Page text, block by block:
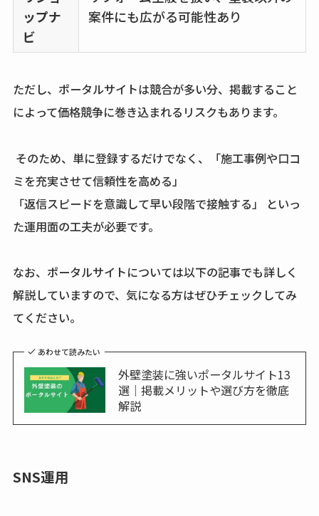
ップナ
ビ
案件にも広がる可能性あり
ただし、ポータルサイトは競合が多い分、掲載すること
によって価格競争に巻き込まれるリスクもあります。
そのため、単に登録するだけでなく、「施工事例や口コ
ミを充実させて信頼性を高める」
「返信スピードを意識して早い段階で接触する」 といっ
た運用面の工夫が必要です。
なお、ポータルサイトについては以下の記事でも詳しく
解説していますので、気になる方はぜひチェックしてみ
てください。
あわせて読みたい
外壁塗装に強いポータルサイト13
選｜掲載メリットや選び方を徹底
解説
SNS運用